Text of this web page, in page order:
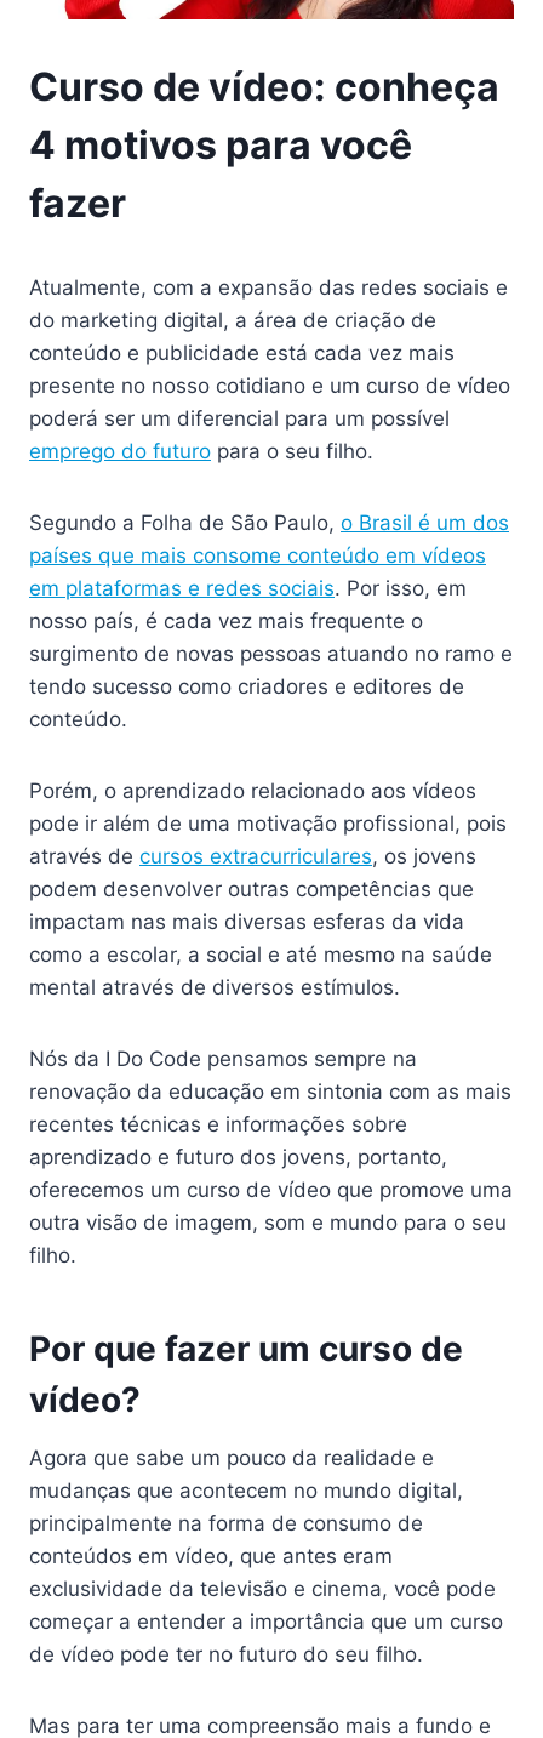
Curso de vídeo: conheça
4 motivos para você
fazer
Atualmente, com a expansão das redes sociais e
do marketing digital, a área de criação de
conteúdo e publicidade está cada vez mais
presente no nosso cotidiano e um curso de vídeo
poderá ser um diferencial para um possível
emprego do futuro para o seu filho.
Segundo a Folha de São Paulo, o Brasil é um dos
países que mais consome conteúdo em vídeos
em plataformas e redes sociais. Por isso, em
nosso país, é cada vez mais frequente o
surgimento de novas pessoas atuando no ramo e
tendo sucesso como criadores e editores de
conteúdo.
Porém, o aprendizado relacionado aos vídeos
pode ir além de uma motivação profissional, pois
através de cursos extracurriculares, os jovens
podem desenvolver outras competências que
impactam nas mais diversas esferas da vida
como a escolar, a social e até mesmo na saúde
mental através de diversos estímulos.
Nós da I Do Code pensamos sempre na
renovação da educação em sintonia com as mais
recentes técnicas e informações sobre
aprendizado e futuro dos jovens, portanto,
oferecemos um curso de vídeo que promove uma
outra visão de imagem, som e mundo para o seu
filho.
Por que fazer um curso de
vídeo?
Agora que sabe um pouco da realidade e
mudanças que acontecem no mundo digital,
principalmente na forma de consumo de
conteúdos em vídeo, que antes eram
exclusividade da televisão e cinema, você pode
começar a entender a importância que um curso
de vídeo pode ter no futuro do seu filho.
Mas para ter uma compreensão mais a fundo e